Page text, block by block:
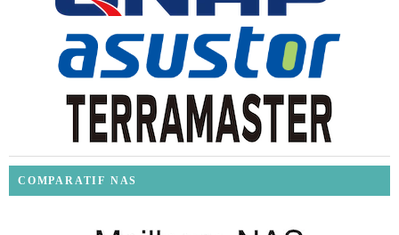
COMPARATIF NAS